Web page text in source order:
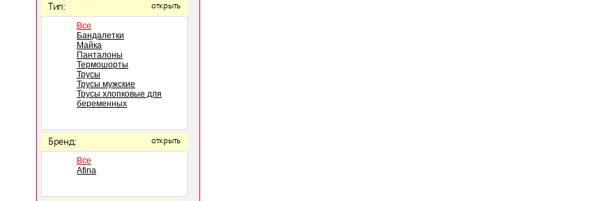
Тип: открыть
Все
Бандалетки
Майка
Панталоны
Термошорты
Трусы
Трусы мужские
Трусы хлопковые для
беременных
Бренд: открыть
Все
Afina